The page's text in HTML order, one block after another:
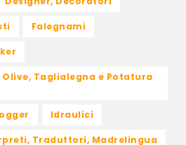
Falegnami
Taglialegna e Potatura
Idraulici
Traduttori, Madrelingua